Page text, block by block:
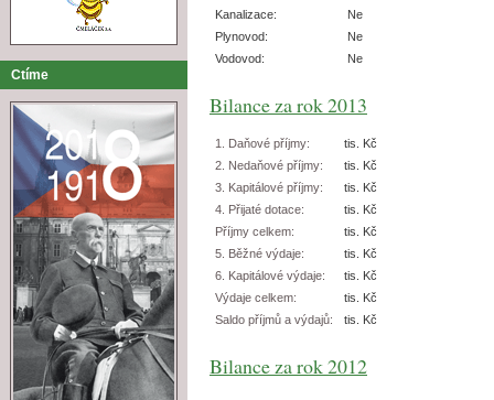
Ctíme
Kanalizace:
Ne
Plynovod:
Ne
Vodovod:
Ne
Bilance za rok 2013
1. Daňové příjmy:
tis. Kč
2. Nedaňové příjmy:
tis. Kč
3. Kapitálové příjmy:
tis. Kč
4. Přijaté dotace:
tis. Kč
Příjmy celkem:
tis. Kč
5. Běžné výdaje:
tis. Kč
6. Kapitálové výdaje:
tis. Kč
Výdaje celkem:
tis. Kč
Saldo příjmů a výdajů:
tis. Kč
Bilance za rok 2012